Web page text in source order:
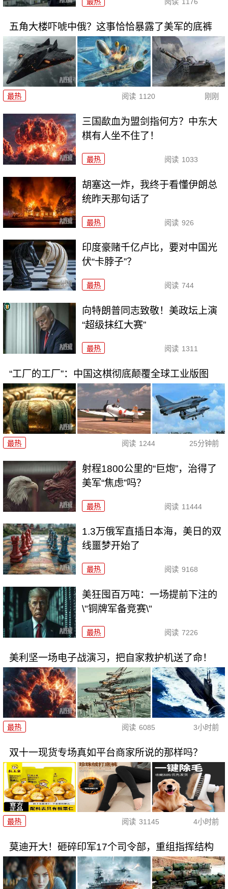
最热 阅读 1176
五角大楼吓唬中俄？这事恰恰暴露了美军的底裤
最热 阅读 1120 刚刚
三国歃血为盟剑指何方？中东大
棋有人坐不住了！
最热 阅读 1033
胡塞这一炸，我终于看懂伊朗总
统昨天那句话了
最热 阅读 926
印度豪赌千亿卢比，要对中国光
伏“卡脖子”？
最热 阅读 744
向特朗普同志致敬！美政坛上演
“超级抹红大赛”
最热 阅读 1311
“工厂的工厂”：中国这棋彻底颠覆全球工业版图
最热 阅读 1244 25分钟前
射程1800公里的“巨炮”，治得了
美军“焦虑”吗？
最热 阅读 11444
1.3万俄军直插日本海，美日的双
线噩梦开始了
最热 阅读 9168
美狂囤百万吨：一场提前下注的
\"铜牌军备竞赛\"
最热 阅读 7226
美利坚一场电子战演习，把自家救护机送了命！
最热 阅读 6085 3小时前
双十一现货专场真如平台商家所说的那样吗？
最热 阅读 31145 4小时前
莫迪开大！砸碎印军17个司令部，重组指挥结构